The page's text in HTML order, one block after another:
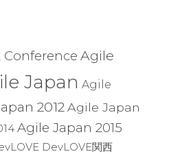
Conference Agile
Japan Agile
2012Agile Japan
Agile Japan 2015
DevLOVE関西